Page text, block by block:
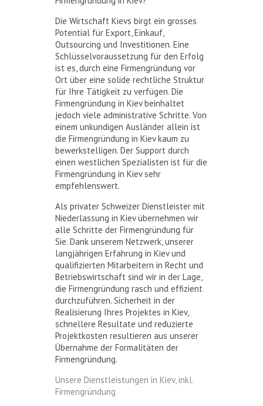
Die Wirtschaft Kievs birgt ein grosses
Potential für Export, Einkauf,
Outsourcing und Investitionen. Eine
Schlüsselvoraussetzung für den Erfolg
ist es, durch eine Firmengründung vor
Ort über eine solide rechtliche Struktur
für Ihre Tätigkeit zu verfügen. Die
Firmengründung in Kiev beinhaltet
jedoch viele administrative Schritte. Von
einem unkundigen Ausländer allein ist
die Firmengründung in Kiev kaum zu
bewerkstelligen. Der Support durch
einen westlichen Spezialisten ist für die
Firmengründung in Kiev sehr
empfehlenswert.
Als privater Schweizer Dienstleister mit
Niederlassung in Kiev übernehmen wir
alle Schritte der Firmengründung für
Sie. Dank unserem Netzwerk, unserer
langjährigen Erfahrung in Kiev und
qualifizierten Mitarbeitern in Recht und
Betriebswirtschaft sind wir in der Lage,
die Firmengründung rasch und effizient
durchzuführen. Sicherheit in der
Realisierung Ihres Projektes in Kiev,
schnellere Resultate und reduzierte
Projektkosten resultieren aus unserer
Übernahme der Formalitäten der
Firmengründung.
Unsere Dienstleistungen in Kiev, inkl.
Firmengründung